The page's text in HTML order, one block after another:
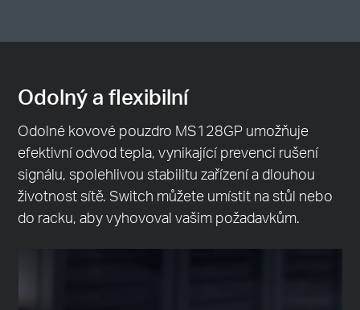
Odolný a flexibilní
Odolné kovové pouzdro MS128GP umožňuje
efektivní odvod tepla, vynikající prevenci rušení
signálu, spolehlivou stabilitu zařízení a dlouhou
životnost sítě. Switch můžete umístit na stůl nebo
do racku, aby vyhovoval vašim požadavkům.